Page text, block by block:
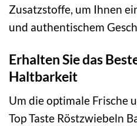
Zusatzstoffe, um Ihnen
und authentischem
Erhalten Sie das
Haltbarkeit
Um die optimale Frische
Top Taste Röstzwiebeln